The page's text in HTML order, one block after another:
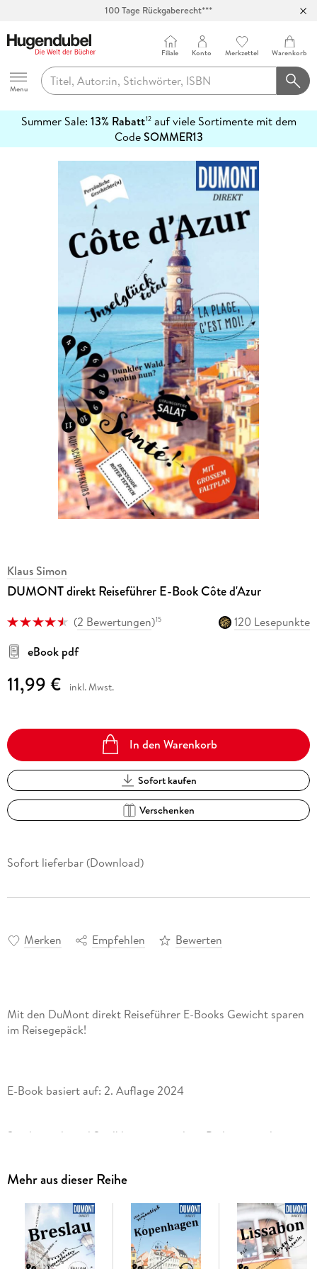
100 Tage Rückgaberecht***
Hugendubel
Menu
Filiale Konto Merkzettel Warenkorb
Summer Sale: 13% Rabatt12auf viele Sortimente mit dem
CodeSOMMER13
erfahren
Klaus Simon
DUMONT direkt Reiseführer E-Book Côte d'Azur
(2 Bewertungen)15
120 Lesepunkte
eBook pdf
11,99 € inkl. Mwst.
In den Warenkorb
Sofort kaufen
Verschenken
Sofort lieferbar (Download)
Merken Empfehlen Bewerten
Mit den DuMont direkt Reiseführer E-Books Gewicht sparen
im Reisegepäck!
E-Book basiert auf: 2. Auflage 2024
Sandstrände und Steilklippen, mondäne Badeorte und
Mit den 15 »Direkt-Kapiteln« des Reiseführers von Klaus
Simon können Sie sich zwanglos unter die Südfranzosen
mischen, direkt in das Lebensgefühl an der Côte d'Azur
eintauchen, aktiv in der Natur entspannen und die Highlights
Mehr aus dieser Reihe